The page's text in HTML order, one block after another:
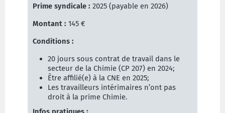
Prime syndicale : 2025 (payable en 2026)
Montant : 145 €
Conditions :
20 jours sous contrat de travail dans le
secteur de la Chimie (CP 207) en 2024;
Être affilié(e) à la CNE en 2025;
Les travailleurs intérimaires n’ont pas
droit à la prime Chimie.